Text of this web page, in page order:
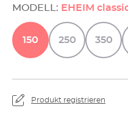
MODELL: EHEIM
150 250 350
Produkt registrieren